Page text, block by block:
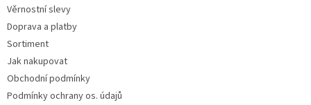
Věrnostní slevy
Doprava a platby
Sortiment
Jak nakupovat
Obchodní podmínky
Podmínky ochrany os. údajů